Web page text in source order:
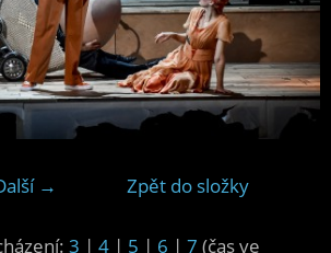
→ Zpět do složky
3 | 4 | 5 | 6 | 7 (čas ve